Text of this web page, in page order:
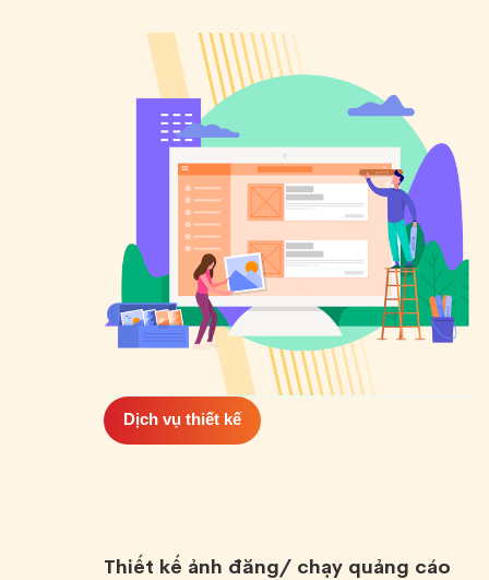
Dịch vụ thiết kế
Thiết kế ảnh đăng/ chạy quảng cáo